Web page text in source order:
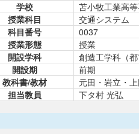
学校 苫小牧工業高
授業科目
交通システム
科目番号
0037
授業形態
授業
開設学科
創造工学科（都
開設期
前期
教科書/教材
元田・岩立・
担当教員
下タ村 光弘